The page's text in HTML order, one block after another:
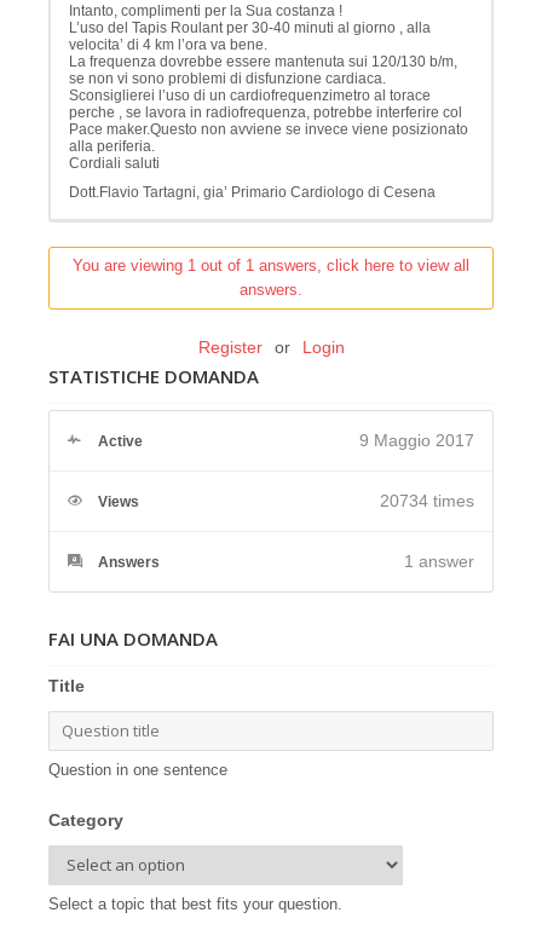
Intanto, complimenti per la Sua costanza !
L’uso del Tapis Roulant per 30-40 minuti al giorno , alla
velocita’ di 4 km l’ora va bene.
La frequenza dovrebbe essere mantenuta sui 120/130 b/m,
se non vi sono problemi di disfunzione cardiaca.
Sconsiglierei l’uso di un cardiofrequenzimetro al torace
perche , se lavora in radiofrequenza, potrebbe interferire col
Pace maker.Questo non avviene se invece viene posizionato
alla periferia.
Cordiali saluti
Dott.Flavio Tartagni, gia’ Primario Cardiologo di Cesena
You are viewing 1 out of 1 answers, click here to view all
answers.
Register or Login
STATISTICHE DOMANDA
Active 9 Maggio 2017
Views 20734 times
Answers 1 answer
FAI UNA DOMANDA
Title
Question in one sentence
Category
Select a topic that best fits your question.